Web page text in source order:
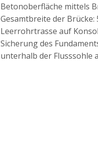
Betonoberfläche mittels
Gesamtbreite der Brücke:
Leerrohrtrasse auf
Sicherung des
unterhalb der Flusssohle